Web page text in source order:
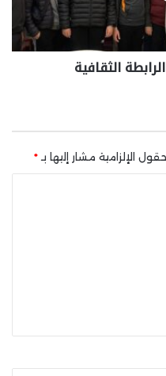
الثقافية
الإلزامية مشار إليها بـ *